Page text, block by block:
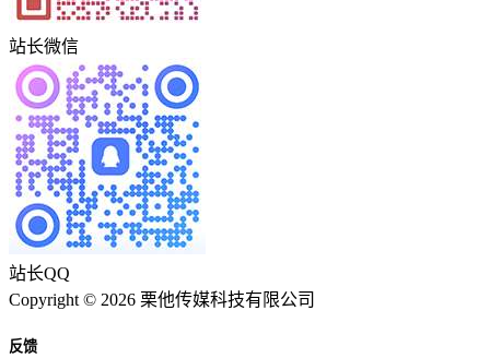
站长微信
站长QQ
Copyright © 2026 栗他传媒科技有限公司
反馈